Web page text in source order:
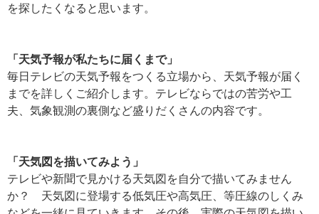
を探したくなると思います。
「天気予報が私たちに届くまで」
毎日テレビの天気予報をつくる立場から、天気予報が届く
までを詳しくご紹介します。テレビならではの苦労や工
夫、気象観測の裏側など盛りだくさんの内容です。
「天気図を描いてみよう」
テレビや新聞で見かける天気図を自分で描いてみません
か？ 天気図に登場する低気圧や高気圧、等圧線のしくみ